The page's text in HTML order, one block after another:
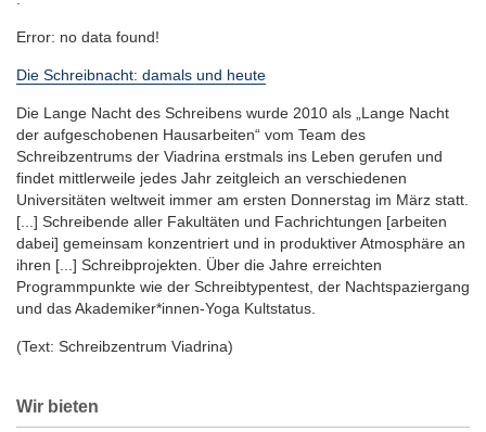
Error: no data found!
Die Schreibnacht: damals und heute
Die Lange Nacht des Schreibens wurde 2010 als „Lange Nacht
der aufgeschobenen Hausarbeiten“ vom Team des
Schreibzentrums der Viadrina erstmals ins Leben gerufen und
findet mittlerweile jedes Jahr zeitgleich an verschiedenen
Universitäten weltweit immer am ersten Donnerstag im März statt.
[...] Schreibende aller Fakultäten und Fachrichtungen [arbeiten
dabei] gemeinsam konzentriert und in produktiver Atmosphäre an
ihren [...] Schreibprojekten. Über die Jahre erreichten
Programmpunkte wie der Schreibtypentest, der Nachtspaziergang
und das Akademiker*innen-Yoga Kultstatus.
(Text: Schreibzentrum Viadrina)
Wir bieten